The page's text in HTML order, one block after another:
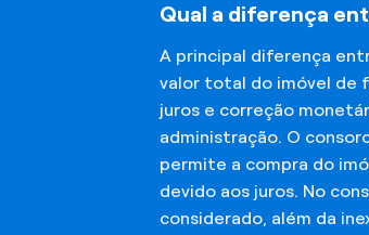
Qual a diferença
A principal diferença
valor total do imóvel de
juros e correção
administração. O
permite a compra do
devido aos juros. No
considerado, além da